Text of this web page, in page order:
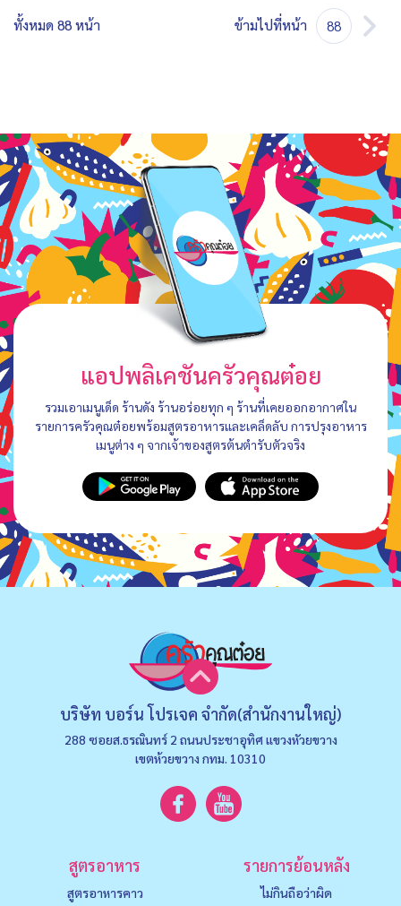
ทั้งหมด 88 หน้า ข้ามไปที่หน้า
แอปพลิเคชันครัวคุณต๋อย
รวมเอาเมนูเด็ด ร้านดัง ร้านอร่อยทุก ๆ ร้านที่เคยออกอากาศใน
รายการครัวคุณต๋อยพร้อมสูตรอาหารและเคล็ดลับ การปรุงอาหาร
เมนูต่าง ๆ จากเจ้าของสูตรต้นตำรับตัวจริง
บริษัท บอร์น โปรเจค จำกัด(สำนักงานใหญ่)
288 ซอยส.ธรณินทร์ 2 ถนนประชาอุทิศ แขวงหัวยขวาง
เขตห้วยขวาง กทม. 10310
สูตรอาหาร
สูตรอาหารคาว
รายการย้อนหลัง
ไม่กินถือว่าผิด